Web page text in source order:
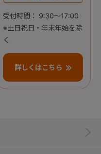
受付時間： 9:30～17:00
※土日祝日・年末年始を除
く
詳しくはこちら